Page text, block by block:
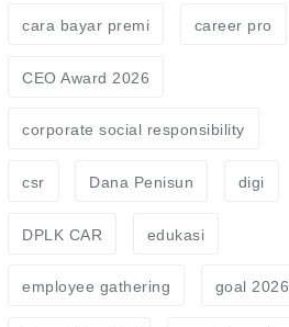
cara bayar premi career pro
CEO Award 2026
corporate social responsibility
csr Dana Penisun digi
DPLK CAR edukasi
employee gathering goal 2026